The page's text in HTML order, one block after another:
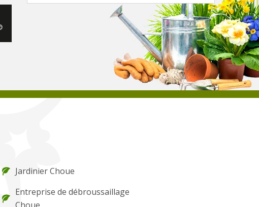
Jardinier Choue
Entreprise de débroussaillage